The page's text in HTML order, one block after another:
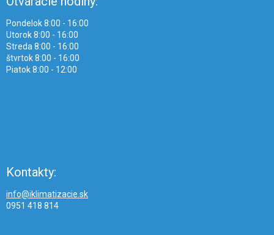
Pondelok 8:00 - 16:00
Utorok 8:00 - 16:00
Streda 8:00 - 16:00
štvrtok 8:00 - 16:00
Piatok 8:00 - 12:00
Kontakty:
info@iklimatizacie.sk
0951 418 814